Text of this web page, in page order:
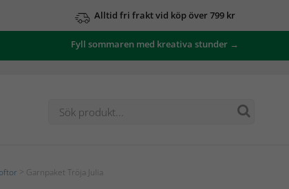
Alltid fri frakt vid köp över 799 kr
Fyll sommaren med kreativa stunder →
> Garnpaket Tröja Julia